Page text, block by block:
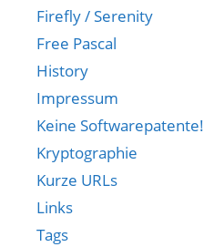
Firefly / Serenity
Free Pascal
History
Impressum
Keine Softwarepatente!
Kryptographie
Kurze URLs
Links
Tags